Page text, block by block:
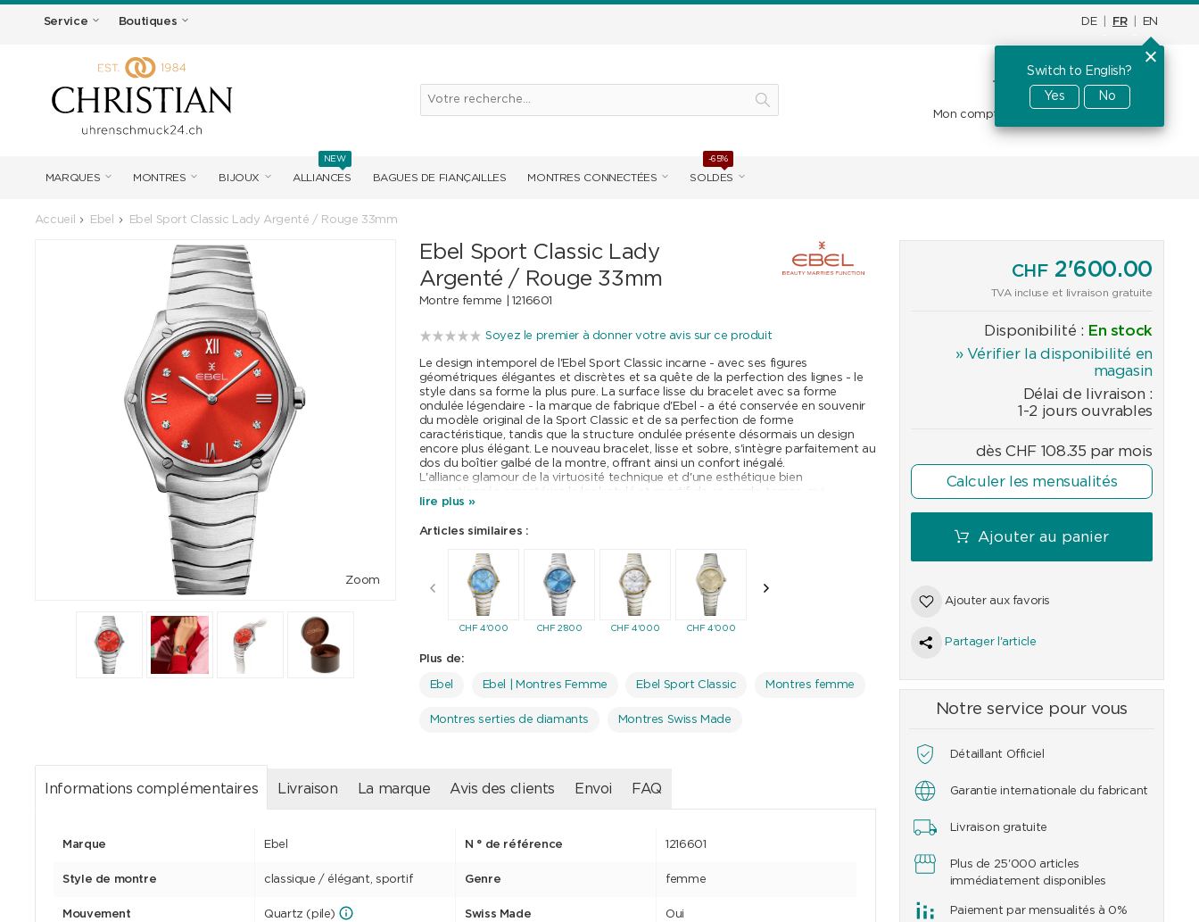
Service Boutiques DE FR EN
Switch to English?
Yes
No
Panier d'achat CHF0.00
Mon compte
MARQUES MONTRES BIJOUX ALLIANCES
NEW
BAGUES DE FIANÇAILLES MONTRES CONNECTÉES SOLDES
-65%
Accueil Ebel Ebel Sport Classic Lady Argenté / Rouge 33mm
Zoom
Ebel Sport Classic Lady
Argenté / Rouge 33mm
Montre femme | 1216601
Soyez le premier à donner votre avis sur ce produit
Le design intemporel de l'Ebel Sport Classic incarne - avec ses figures
géométriques élégantes et discrètes et sa quête de la perfection des lignes - le
style dans sa forme la plus pure. La surface lisse du bracelet avec sa forme
ondulée légendaire - la marque de fabrique d'Ebel - a été conservée en souvenir
du modèle original de la Sport Classic et de sa perfection de forme
caractéristique, tandis que la structure ondulée présente désormais un design
encore plus élégant. Le nouveau bracelet, lisse et sobre, s'intègre parfaitement au
dos du boîtier galbé de la montre, offrant ainsi un confort inégalé.
L'alliance glamour de la virtuosité technique et d'une esthétique bien
proportionnée caractérise le look stylé et sportif de ce garde-temps, qui
s'accorde aussi bien avec des tenues actives qu'avec des tenues plus élégantes.
autre exemple de ces créations qui naissent lorsque la beauté rencontre la
lire plus »
Articles similaires :
CHF4'000 CHF2'800 CHF4'000 CHF4'000
Plus de:
Ebel Ebel | Montres Femme Ebel Sport Classic Montres femme
Montres serties de diamants Montres Swiss Made
CHF2'600.00
TVA incluse et livraison gratuite
Disponibilité : En stock
» Vérifier la disponibilité en
magasin
Délai de livraison :
1-2 jours ouvrables
dèsCHF 108.35 par mois
Calculer les mensualités
Ajouter au panier
Ajouter aux favoris
Partager l'article
Notre service pour vous
Détaillant Officiel
Garantie internationale du fabricant
Livraison gratuite
Plus de 25'000 articles
immédiatement disponibles
Paiement par mensualités à 0%
Informations complémentaires Livraison La marque Avis des clients Envoi FAQ
Marque Ebel N ° de référence 1216601
Style de montre classique / élégant, sportif Genre femme
Mouvement Quartz (pile) Swiss Made Oui